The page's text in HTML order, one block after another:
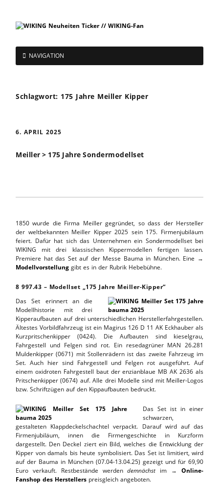
NAVIGATION
Schlagwort: 175 Jahre Meiller Kipper
6. APRIL 2025
Meiller > 175 Jahre Sondermodellset
1850 wurde die Firma Meiller gegründet, so dass der Hersteller
der weltbekannten Meiller Kipper 2025 sein 175. Firmenjubiläum
feiert. Dafür hat sich das Unternehmen ein Sondermodellset bei
WIKING mit drei klassischen Kippermodellen fertigen lassen.
Premiere hat das Set auf der Messe Bauma in München. Eine →
Modellvorstellung gibt es in der Rubrik Hebebühne.
8 997.43 – Modellset „175 Jahre Meiller-Kipper“
Das Set erinnert an die
Modellhistorie mit drei
Kipperaufbauten auf drei unterschiedlichen Herstellerfahrgestellen.
Ältestes Vorbildfahrzeug ist ein Magirus 126 D 11 AK Eckhauber als
Kurzpritschenkipper (0424). Die Aufbauten sind kieselgrau,
Fahrgestell und Felgen sind rot. Ein resedagrüner MAN 26.281
Muldenkipper (0671) mit Stollenrädern ist das zweite Fahrzeug im
Set. Auch hier sind Fahrgestell und Felgen rot ausgeführt. Auf
einem oxidroten Fahrgestell baut der enzianblaue MB AK 2636 als
Pritschenkipper (0674) auf. Alle drei Modelle sind mit Meiller-Logos
bzw. Schriftzügen auf den Kippaufbauten bedruckt.
Das Set ist in einer
schwarzen,
gestalteten Klappdeckelschachtel verpackt. Darauf wird auf das
Firmenjubiläum, innen die Firmengeschichte in Kurzform
dargestellt. Den Deckel ziert ein Bild, welches die Entwicklung der
Kipper von damals bis heute symbolisiert. Das Set ist limitiert, wird
auf der Bauma in München (07.04-13.04.25) gezeigt und für 69,90
Euro verkauft. Restbestände werdendemnächst im →Online-
Fanshop des Herstellers preisgleich angeboten.